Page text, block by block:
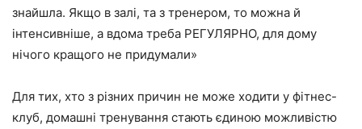
знайшла. Якщо в залі, та з тренером, то можна й
інтенсивніше, а вдома треба РЕГУЛЯРНО, для дому
нічого кращого не придумали»
Для тих, хто з різних причин не може ходити у фітнес-
клуб, домашні тренування стають єдиною можливістю